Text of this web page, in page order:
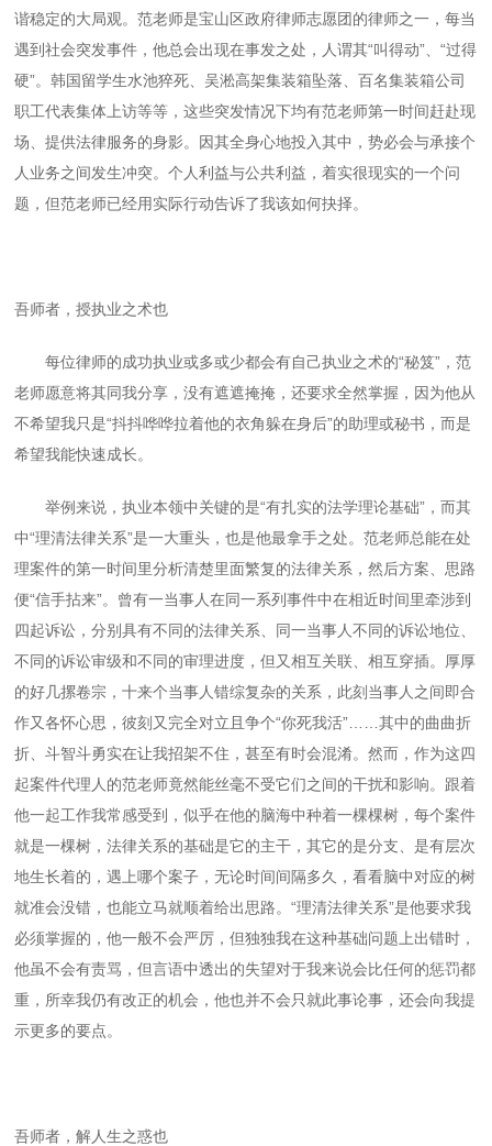
谐稳定的大局观。范老师是宝山区政府律师志愿团的律师之一，每当
遇到社会突发事件，他总会出现在事发之处，人谓其“叫得动”、“过得
硬”。韩国留学生水池猝死、吴淞高架集装箱坠落、百名集装箱公司
职工代表集体上访等等，这些突发情况下均有范老师第一时间赶赴现
场、提供法律服务的身影。因其全身心地投入其中，势必会与承接个
人业务之间发生冲突。个人利益与公共利益，着实很现实的一个问
题，但范老师已经用实际行动告诉了我该如何抉择。
吾师者，授执业之术也
每位律师的成功执业或多或少都会有自己执业之术的“秘笈”，范
老师愿意将其同我分享，没有遮遮掩掩，还要求全然掌握，因为他从
不希望我只是“抖抖哗哗拉着他的衣角躲在身后”的助理或秘书，而是
希望我能快速成长。
举例来说，执业本领中关键的是“有扎实的法学理论基础”，而其
中“理清法律关系”是一大重头，也是他最拿手之处。范老师总能在处
理案件的第一时间里分析清楚里面繁复的法律关系，然后方案、思路
便“信手拈来”。曾有一当事人在同一系列事件中在相近时间里牵涉到
四起诉讼，分别具有不同的法律关系、同一当事人不同的诉讼地位、
不同的诉讼审级和不同的审理进度，但又相互关联、相互穿插。厚厚
的好几摞卷宗，十来个当事人错综复杂的关系，此刻当事人之间即合
作又各怀心思，彼刻又完全对立且争个“你死我活”……其中的曲曲折
折、斗智斗勇实在让我招架不住，甚至有时会混淆。然而，作为这四
起案件代理人的范老师竟然能丝毫不受它们之间的干扰和影响。跟着
他一起工作我常感受到，似乎在他的脑海中种着一棵棵树，每个案件
就是一棵树，法律关系的基础是它的主干，其它的是分支、是有层次
地生长着的，遇上哪个案子，无论时间间隔多久，看看脑中对应的树
就准会没错，也能立马就顺着给出思路。“理清法律关系”是他要求我
必须掌握的，他一般不会严厉，但独独我在这种基础问题上出错时，
他虽不会有责骂，但言语中透出的失望对于我来说会比任何的惩罚都
重，所幸我仍有改正的机会，他也并不会只就此事论事，还会向我提
示更多的要点。
吾师者，解人生之惑也